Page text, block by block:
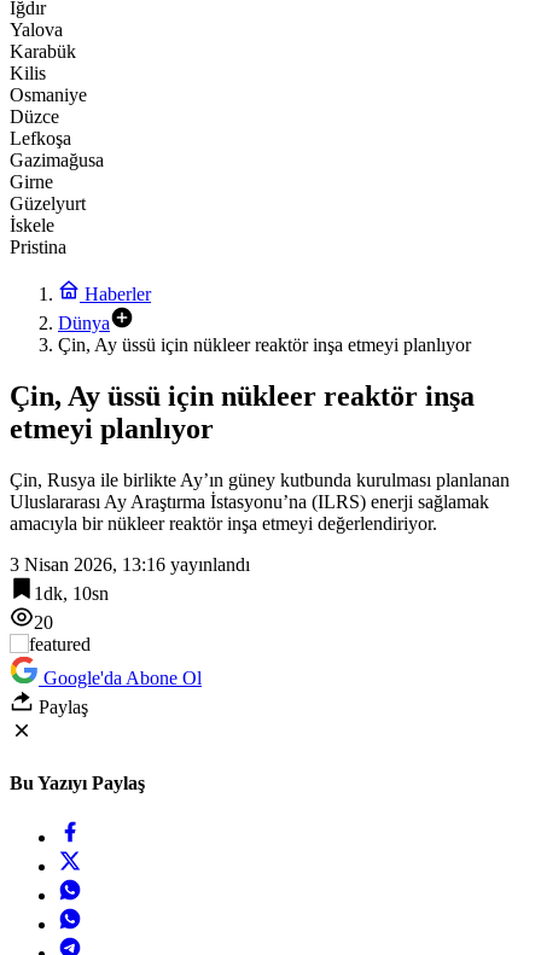
Iğdır
Yalova
Karabük
Kilis
Osmaniye
Düzce
Lefkoşa
Gazimağusa
Girne
Güzelyurt
İskele
Pristina
Haberler
Dünya
Çin, Ay üssü için nükleer reaktör inşa etmeyi planlıyor
Çin, Ay üssü için nükleer reaktör inşa
etmeyi planlıyor
Çin, Rusya ile birlikte Ay’ın güney kutbunda kurulması planlanan
Uluslararası Ay Araştırma İstasyonu’na (ILRS) enerji sağlamak
amacıyla bir nükleer reaktör inşa etmeyi değerlendiriyor.
3 Nisan 2026, 13:16 yayınlandı
1dk, 10sn
20
Google'da Abone Ol
Paylaş
Bu Yazıyı Paylaş